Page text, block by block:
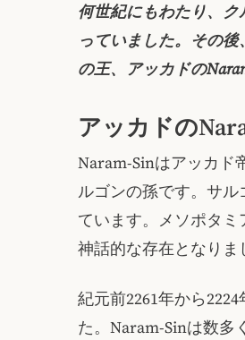
何世紀にもわたり、
っていました。その
の王、アッカドの
アッカドの
Naram-Sinはアッカド
ルゴンの孫です。サ
ています。メソポタ
神話的な存在となりま
紀元前2261年から
た。Naram-Sinは数多